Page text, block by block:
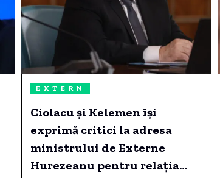
EXTERN
Ciolacu și Kelemen își
exprimă critici la adresa
ministrului de Externe
Hurezeanu pentru relația